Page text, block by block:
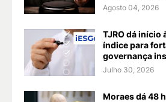
Agosto 04, 2026
TJRO dá início
índice para
governança
Julho 30, 2026
Moraes dá 48